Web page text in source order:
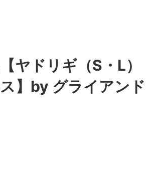
ヤドリギ（S・L）
】by グライアンド